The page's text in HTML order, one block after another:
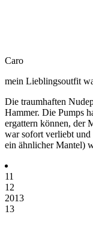
Caro
mein Lieblingsoutfit
Die traumhaften
Hammer. Die Pumps
ergattern können, der
war sofort verliebt und
ein ähnlicher Mantel)
11
12
2013
13